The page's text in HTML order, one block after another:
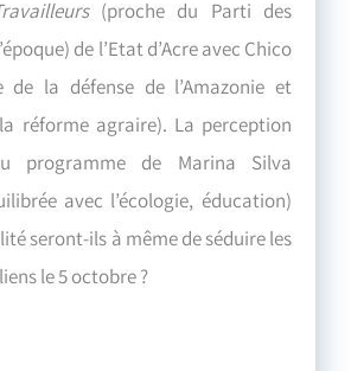
(proche du Parti des
de l’Etat d’Acre avec Chico
de la défense de l’Amazonie et
réforme agraire). La perception
programme de Marina Silva
avec l’écologie, éducation)
seront-ils à même de séduire les
le 5 octobre ?